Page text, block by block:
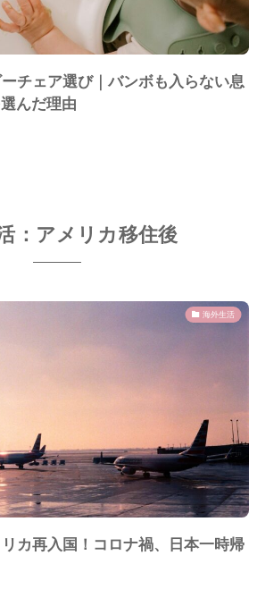
チェア選び｜バンボも入らない息
んだ理由
：アメリカ移住後
海外生活
カ再入国！コロナ禍、日本一時帰